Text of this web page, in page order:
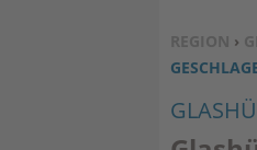
SIE
REGION ›
M
E